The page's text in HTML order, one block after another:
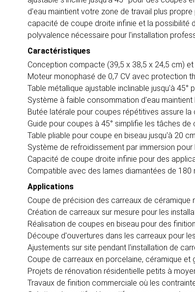
d'eau maintient votre zone de travail plus
capacité de coupe droite infinie et la possibilité
polyvalence nécessaire pour l'installation
Caractéristiques
Conception compacte (39,5 x 38,5 x 24,5 cm)
Moteur monophasé de 0,7 CV avec protection
Table métallique ajustable inclinable jusqu'à
Système à faible consommation d'eau
Butée latérale pour coupes répétitives assure la
Guide pour coupes à 45° simplifie les tâches
Table pliable pour coupe en biseau jusqu'à 20 cm
Système de refroidissement par immersion
Capacité de coupe droite infinie pour des
Compatible avec des lames diamantées de 180
Applications
Coupe de précision des carreaux de
Création de carreaux sur mesure pour les
Réalisation de coupes en biseau pour des
Découpe d'ouvertures dans les carreaux pour
Ajustements sur site pendant l'installation de
Coupe de carreaux en porcelaine, céramique
Projets de rénovation résidentielle petits à
Travaux de finition commerciale où les